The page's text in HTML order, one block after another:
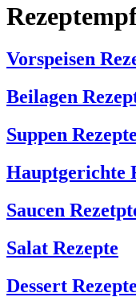
Vorspeisen
Beilagen
Suppen Rezepte
Hauptgerichte
Saucen
Salat Rezepte
Dessert Rezepte